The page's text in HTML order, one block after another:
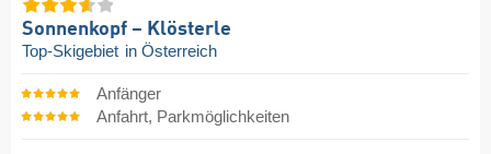
Sonnenkopf – Klösterle
Top-Skigebiet in Österreich
Anfänger
Anfahrt, Parkmöglichkeiten